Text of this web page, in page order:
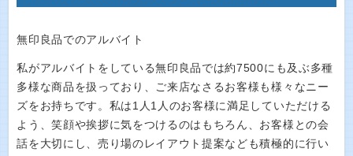
無印良品でのアルバイト
私がアルバイトをしている無印良品では約7500にも及ぶ多種
多様な商品を扱っており、ご来店なさるお客様も様々なニー
ズをお持ちです。私は1人1人のお客様に満足していただける
よう、笑顔や挨拶に気をつけるのはもちろん、お客様との会
話を大切にし、売り場のレイアウト提案なども積極的に行い